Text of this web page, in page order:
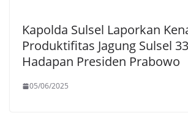
Kapolda Sulsel Laporkan
Produktifitas Jagung Sulsel
Hadapan Presiden Prabowo
05/06/2025